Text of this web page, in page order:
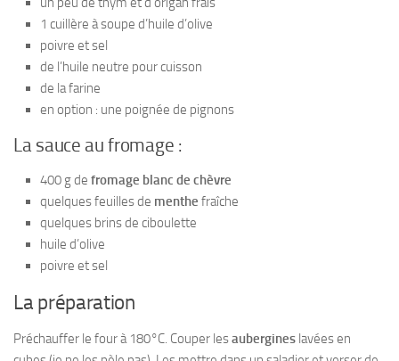
1 cuillère à soupe d’huile d’olive
poivre et sel
de l’huile neutre pour cuisson
de la farine
en option : une poignée de pignons
La sauce au fromage :
400 g de fromage blanc de chèvre
quelques feuilles de menthe fraîche
quelques brins de ciboulette
huile d’olive
poivre et sel
La préparation
Préchauffer le four à 180°C. Couper lesaubergines lavées en